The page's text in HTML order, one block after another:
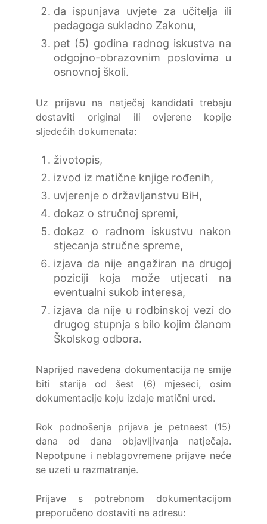
da ispunjava uvjete za učitelja ili
pedagoga sukladno Zakonu,
pet (5) godina radnog iskustva na
odgojno-obrazovnim poslovima u
osnovnoj školi.
Uz prijavu na natječaj kandidati trebaju
dostaviti original ili ovjerene kopije
sljedećih dokumenata:
životopis,
izvod iz matične knjige rođenih,
uvjerenje o državljanstvu BiH,
dokaz o stručnoj spremi,
dokaz o radnom iskustvu nakon
stjecanja stručne spreme,
izjava da nije angažiran na drugoj
poziciji koja može utjecati na
eventualni sukob interesa,
izjava da nije u rodbinskoj vezi do
drugog stupnja s bilo kojim članom
Školskog odbora.
Naprijed navedena dokumentacija ne smije
biti starija od šest (6) mjeseci, osim
dokumentacije koju izdaje matični ured.
Rok podnošenja prijava je petnaest (15)
dana od dana objavljivanja natječaja.
Nepotpune i neblagovremene prijave neće
se uzeti u razmatranje.
Prijave s potrebnom dokumentacijom
preporučeno dostaviti na adresu: